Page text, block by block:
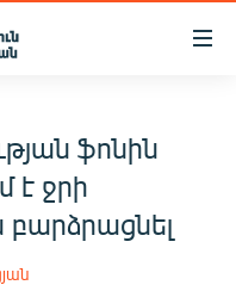
ֆոնին
է ջրի